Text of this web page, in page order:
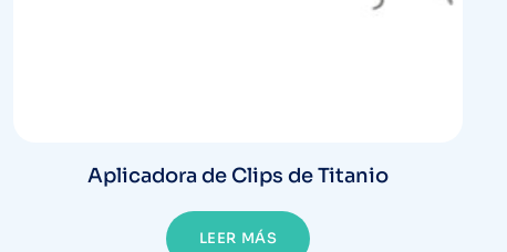
Aplicadora de Clips de Titanio
LEER MÁS